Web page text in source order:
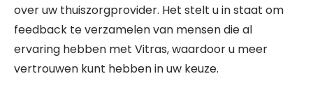
over uw thuiszorgprovider. Het stelt u in staat om
feedback te verzamelen van mensen die al
ervaring hebben met Vitras, waardoor u meer
vertrouwen kunt hebben in uw keuze.